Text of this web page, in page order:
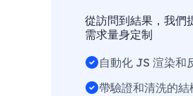
從訪問到結果，我們
需求量身定制
自動化 JS 渲染和
帶驗證和清洗的結